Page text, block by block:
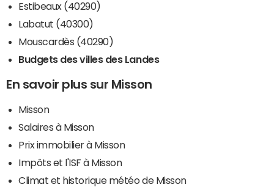
Estibeaux (40290)
Labatut (40300)
Mouscardès (40290)
Budgets des villes des Landes
En savoir plus sur Misson
Misson
Salaires à Misson
Prix immobilier à Misson
Impôts et l'ISF à Misson
Climat et historique météo de Misson